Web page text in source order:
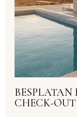
CHECK-OUT